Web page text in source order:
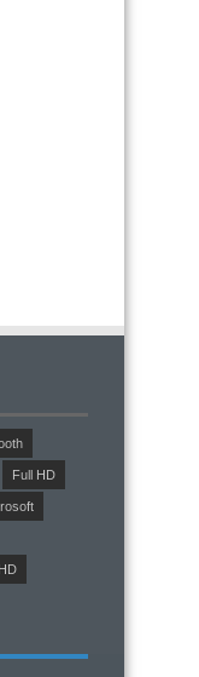
Full HD